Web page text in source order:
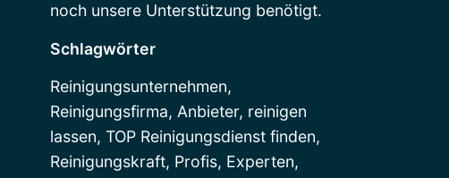
noch unsere Unterstützung benötigt.
Schlagwörter
Reinigungsunternehmen,
Reinigungsfirma, Anbieter, reinigen
lassen, TOP Reinigungsdienst finden,
Reinigungskraft, Profis, Experten,